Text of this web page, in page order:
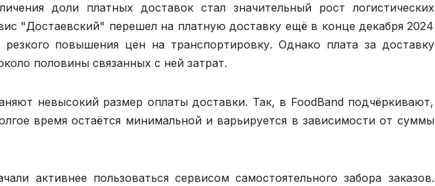
доли платных доставок стал значительный рост логистических
"Достаевский" перешел на платную доставку ещё в конце декабря 2024
повышения цен на транспортировку. Однако плата за доставку
половины связанных с ней затрат.
невысокий размер оплаты доставки. Так, в FoodBand подчёркивают,
время остаётся минимальной и варьируется в зависимости от суммы
активнее пользоваться сервисом самостоятельного забора заказов.